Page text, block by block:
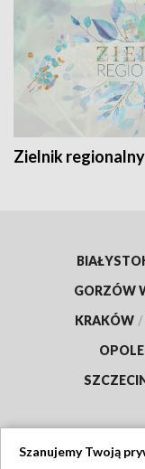
Zielnik regionalny
GORZÓW
KRAKÓW /
OPOLE
Szanujemy Twoją